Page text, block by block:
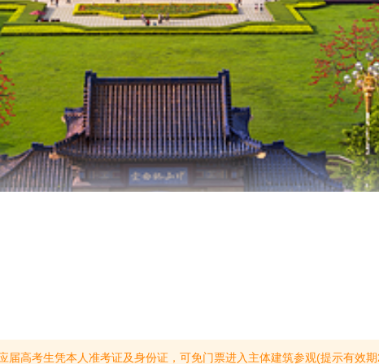
高考生凭本人准考证及身份证，可免门票进入主体建筑参观(提示有效